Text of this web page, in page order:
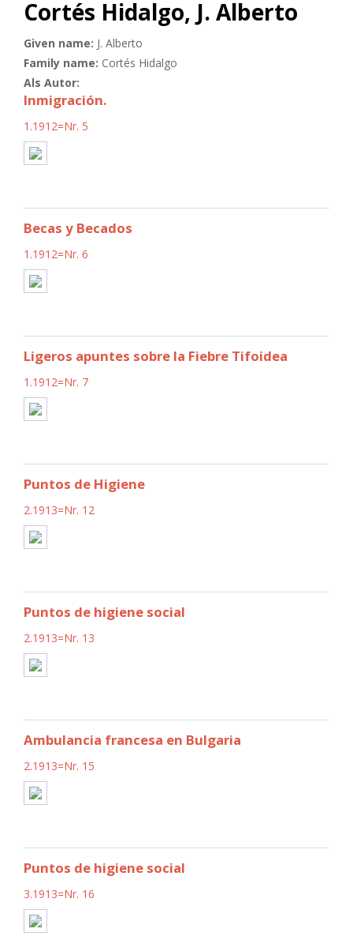
Cortés Hidalgo, J. Alberto
Given name: J. Alberto
Family name: Cortés Hidalgo
Als Autor:
Inmigración.
1.1912=Nr. 5
Becas y Becados
1.1912=Nr. 6
Ligeros apuntes sobre la Fiebre Tifoidea
1.1912=Nr. 7
Puntos de Higiene
2.1913=Nr. 12
Puntos de higiene social
2.1913=Nr. 13
Ambulancia francesa en Bulgaria
2.1913=Nr. 15
Puntos de higiene social
3.1913=Nr. 16